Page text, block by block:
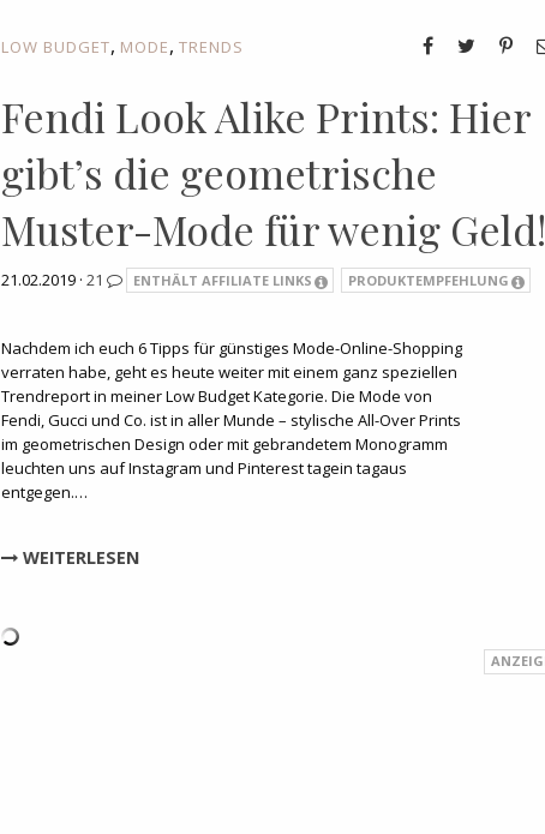
LOW BUDGET, MODE, TRENDS
Fendi Look Alike Prints: Hier
gibt’s die geometrische
Muster-Mode für wenig Geld!
21.02.2019 · 21 ENTHÄLT AFFILIATE LINKS PRODUKTEMPFEHLUNG
Nachdem ich euch 6 Tipps für günstiges Mode-Online-Shopping
verraten habe, geht es heute weiter mit einem ganz speziellen
Trendreport in meiner Low Budget Kategorie. Die Mode von
Fendi, Gucci und Co. ist in aller Munde – stylische All-Over Prints
im geometrischen Design oder mit gebrandetem Monogramm
leuchten uns auf Instagram und Pinterest tagein tagaus
entgegen.…
WEITERLESEN